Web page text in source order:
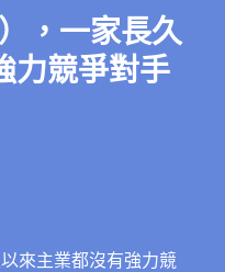
，一家長久
力競爭對手
來主業都沒有強力競